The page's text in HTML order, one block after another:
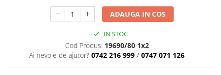
ADAUGA IN COS
IN STOC
Cod Produs: 19690/80 1x2
Ai nevoie de ajutor? 0742 216 999 / 0747 071 126